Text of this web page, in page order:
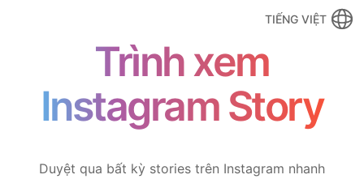
TIẾNG VIỆT
Trình xem
Instagram Story
Duyệt qua bất kỳ stories trên Instagram nhanh